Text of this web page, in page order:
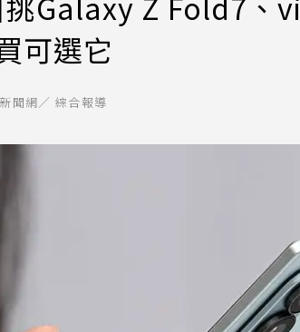
可選它
聞網／ 綜合報導